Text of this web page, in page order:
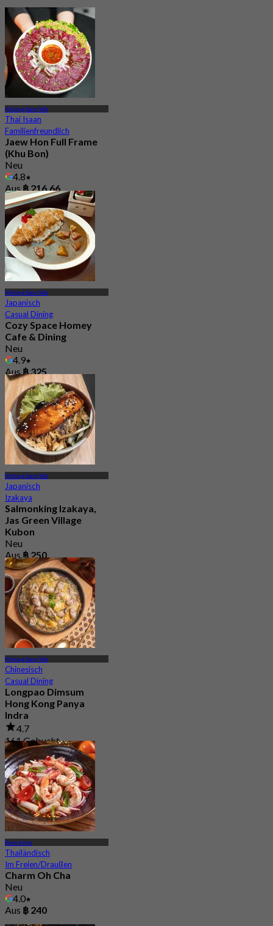
Khlong Sam Wa
Thai Isaan
Familienfreundlich
Jaew Hon Full Frame
(Khu Bon)
Neu
4.8
Aus฿ 216.66
Khlong Sam Wa
Japanisch
Casual Dining
Cozy Space Homey
Cafe & Dining
Neu
4.9
Aus฿ 325
Khlong Sam Wa
Japanisch
Izakaya
Salmonking Izakaya,
Jas Green Village
Kubon
Neu
Aus฿ 250
Khlong Sam Wa
Chinesisch
Casual Dining
Longpao Dimsum
Hong Kong Panya
Indra
4.7
161 Gebucht
Aus฿ 230
Ram Intra
Thailändisch
Im Freien/Draußen
Charm Oh Cha
Neu
4.0
Aus ฿ 240